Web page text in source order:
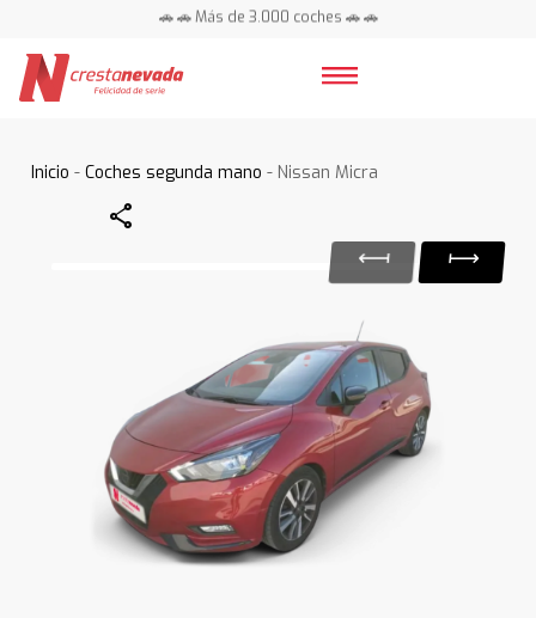
🚗 🚗 Más de 3.000 coches 🚗 🚗
Inicio -Coches segunda mano - Nissan Micra
Share